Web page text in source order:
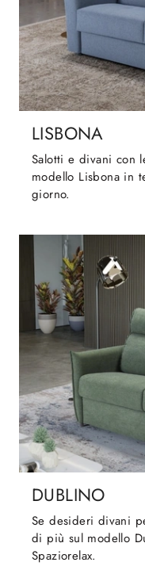
LISBONA
Salotti e divani con
modello Lisbona in
giorno.
DUBLINO
Se desideri divani
di più sul modello
Spaziorelax.